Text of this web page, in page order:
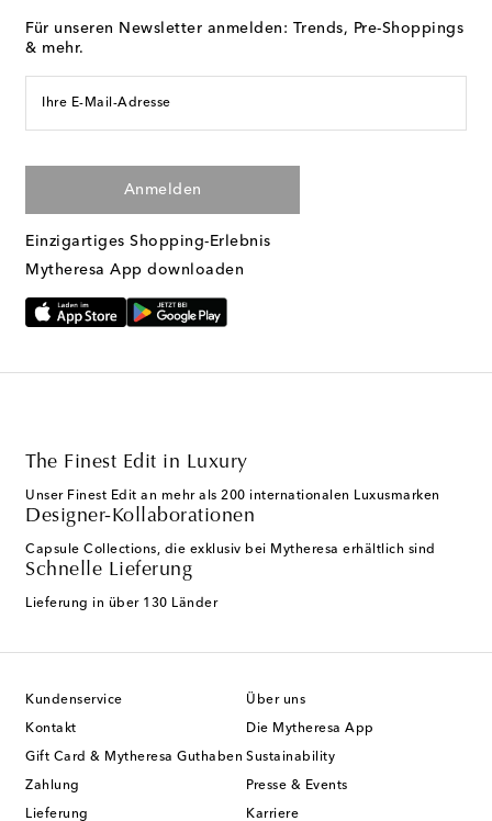
Für unseren Newsletter anmelden: Trends, Pre-Shoppings
& mehr.
Ihre E-Mail-Adresse
Anmelden
Einzigartiges Shopping-Erlebnis
Mytheresa App downloaden
The Finest Edit in Luxury
Unser Finest Edit an mehr als 200 internationalen Luxusmarken
Designer-Kollaborationen
Capsule Collections, die exklusiv bei Mytheresa erhältlich sind
Schnelle Lieferung
Lieferung in über 130 Länder
Kundenservice
Kontakt
Gift Card & Mytheresa Guthaben
Zahlung
Lieferung
Über uns
Die Mytheresa App
Sustainability
Presse & Events
Karriere